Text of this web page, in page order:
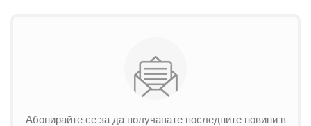
Абонирайте се за да получавате последните новини в